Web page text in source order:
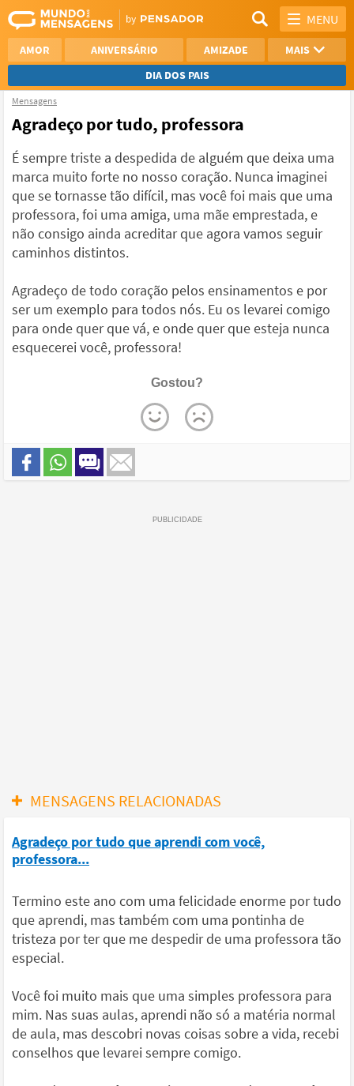
MENU
AMOR ANIVERSÁRIO AMIZADE
MAIS
DIA DOS PAIS
NAMORO
VER TODAS
Mensagens
Agradeço por tudo, professora
É sempre triste a despedida de alguém que deixa uma
marca muito forte no nosso coração. Nunca imaginei
que se tornasse tão difícil, mas você foi mais que uma
professora, foi uma amiga, uma mãe emprestada, e
não consigo ainda acreditar que agora vamos seguir
caminhos distintos.
Agradeço de todo coração pelos ensinamentos e por
ser um exemplo para todos nós. Eu os levarei comigo
para onde quer que vá, e onde quer que esteja nunca
esquecerei você, professora!
Gostou?
MENSAGENS RELACIONADAS
Agradeço por tudo que aprendi com você,
professora...
Termino este ano com uma felicidade enorme por tudo
que aprendi, mas também com uma pontinha de
tristeza por ter que me despedir de uma professora tão
especial.
Você foi muito mais que uma simples professora para
mim. Nas suas aulas, aprendi não só a matéria normal
de aula, mas descobri novas coisas sobre a vida, recebi
conselhos que levarei sempre comigo.